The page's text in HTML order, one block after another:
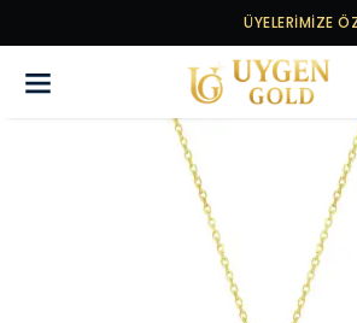
ÜYELERİMİZE ÖZEL AYRICALIKLI